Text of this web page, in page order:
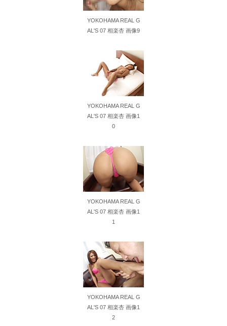
Powered by livedoor 相互RSS
YOKOHAMA REAL G
AL'S 07 相楽杏 画像9
YOKOHAMA REAL G
AL'S 07 相楽杏 画像1
0
YOKOHAMA REAL G
AL'S 07 相楽杏 画像1
1
YOKOHAMA REAL G
AL'S 07 相楽杏 画像1
2